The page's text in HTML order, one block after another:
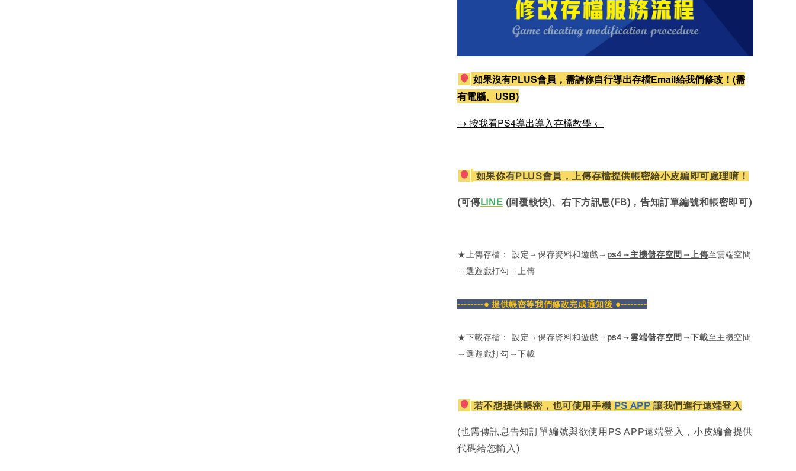
如果沒有PLUS會員，需請你自行導出存檔Email給我們修改！(需
有電腦、USB)
→ 按我看PS4導出導入存檔教學 ←
如果你有PLUS會員，上傳存檔提供帳密給小皮編即可處理唷！
(可傳LINE (回覆較快)、右下方訊息(FB)，告知訂單編號和帳密即可)
★上傳存檔： 設定→保存資料和遊戲→ ps4→主機儲存空間→上傳至雲端空間
→選遊戲打勾→上傳
--------● 提供帳密等我們修改完成通知後 ●--------
★下載存檔： 設定→保存資料和遊戲→ ps4→雲端儲存空間→下載至主機空間
→選遊戲打勾→下載
若不想提供帳密，也可使用手機 PS APP 讓我們進行遠端登入
(也需傳訊息告知訂單編號與欲使用PS APP遠端登入，小皮編會提供
代碼給您輸入)